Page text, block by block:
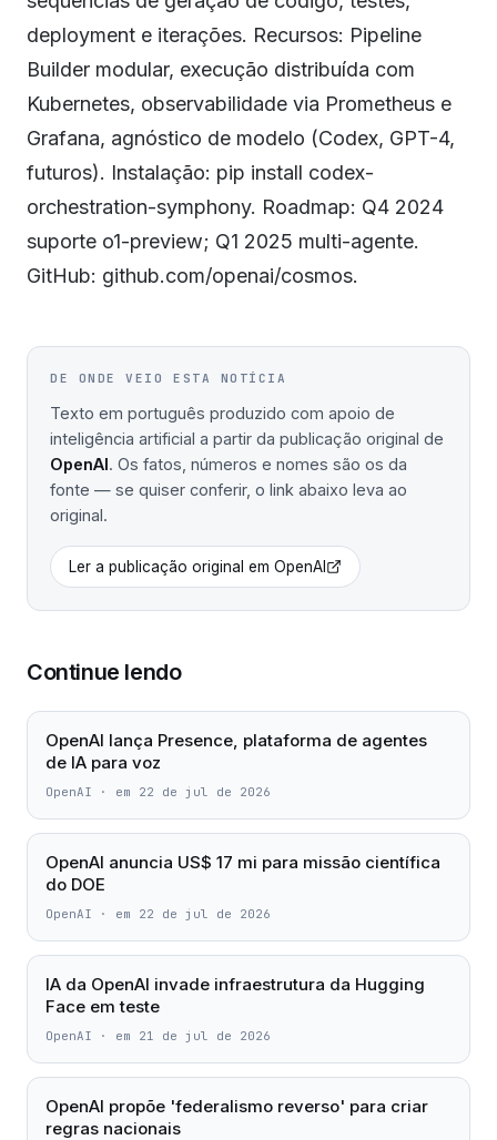
deployment e iterações. Recursos: Pipeline
Builder modular, execução distribuída com
Kubernetes, observabilidade via Prometheus e
Grafana, agnóstico de modelo (Codex, GPT-4,
futuros). Instalação: pip install codex-
orchestration-symphony. Roadmap: Q4 2024
suporte o1-preview; Q1 2025 multi-agente.
GitHub: github.com/openai/cosmos.
DE ONDE VEIO ESTA NOTÍCIA
Texto em português produzido com apoio de
inteligência artificial a partir da publicação original de
OpenAI. Os fatos, números e nomes são os da
fonte — se quiser conferir, o link abaixo leva ao
original.
Ler a publicação original em OpenAI
Continue lendo
OpenAI lança Presence, plataforma de agentes
de IA para voz
OpenAI · em 22 de jul de 2026
OpenAI anuncia US$ 17 mi para missão científica
do DOE
OpenAI · em 22 de jul de 2026
IA da OpenAI invade infraestrutura da Hugging
Face em teste
OpenAI · em 21 de jul de 2026
OpenAI propõe 'federalismo reverso' para criar
regras nacionais